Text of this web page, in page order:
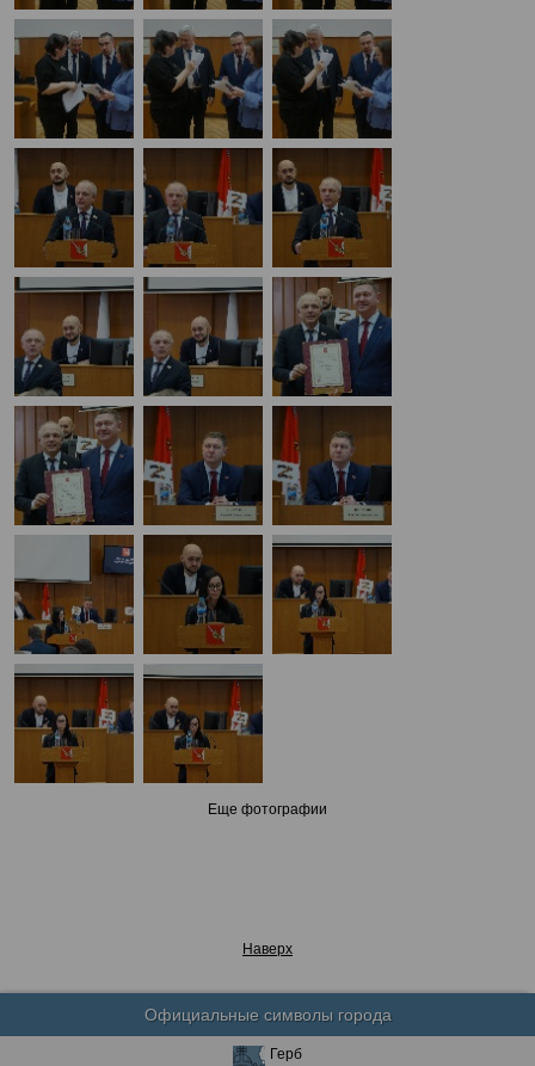
Еще фотографии
Наверх
Официальные символы города
Герб